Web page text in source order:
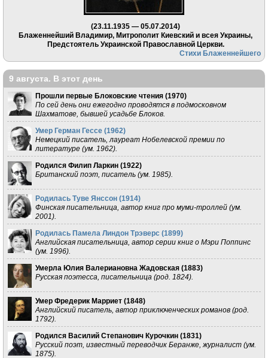
(23.11.1935 — 05.07.2014)
Блаженнейший Владимир, Митрополит Киевский и всея Украины,
Предстоятель Украинской Православной Церкви.
Стихи Блаженнейшего
9 августа. В этот день
Прошли первые Блоковские чтения (1970)
По сей день они ежегодно проводятся в подмосковном
Шахматове, бывшей усадьбе Блоков.
Умер Герман Гессе (1962)
Немецкий писатель, лауреат Нобелевской премии по
литературе (ум. 1962).
Родился Филип Ларкин (1922)
Британский поэт, писатель (ум. 1985).
Родилась Туве Янссон (1914)
Финская писательница, автор книг про муми-троллей (ум.
2001).
Родилась Памела Линдон Трэверс (1899)
Английская писательница, автор серии книг о Мэри Поппинс
(ум. 1996).
Умерла Юлия Валериановна Жадовская (1883)
Русская поэтесса, писательница (род. 1824).
Умер Фредерик Марриет (1848)
Английский писатель, автор приключенческих романов (род.
1792).
Родился Василий Степанович Курочкин (1831)
Русский поэт, известный переводчик Беранже, журналист (ум.
1875).